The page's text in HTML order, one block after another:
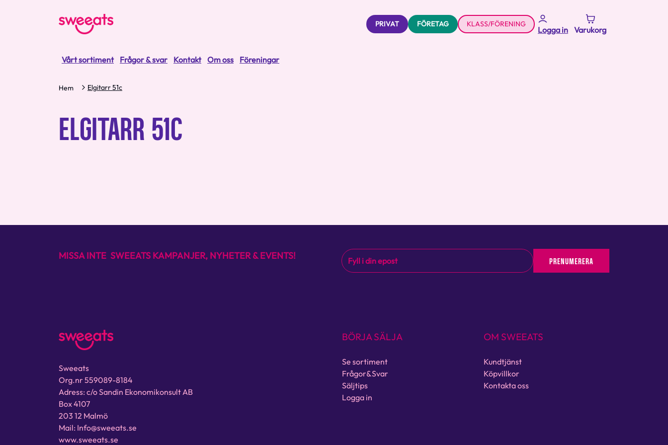
PRIVAT FÖRETAG KLASS/FÖRENING
Logga in Varukorg
Vårt sortiment Frågor & svar Kontakt Om oss Föreningar
Hem Elgitarr 51c
ELGITARR 51C
MISSA INTE SWEEATS KAMPANJER, NYHETER & EVENTS! PRENUMERERA
Sweeats
Org.nr 559089-8184
Adress: c/o Sandin Ekonomikonsult AB
Box 4107
203 12 Malmö
Mail: Info@sweeats.se
www.sweeats.se
BÖRJA SÄLJA
Se sortiment
Frågor&Svar
Säljtips
Logga in
OM SWEEATS
Kundtjänst
Köpvillkor
Kontakta oss